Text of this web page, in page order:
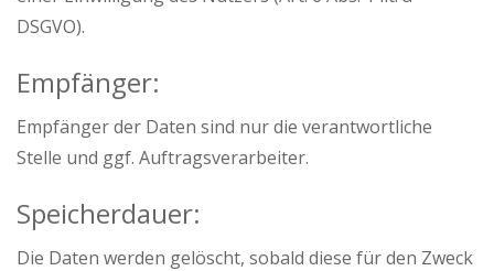
DSGVO).
Empfänger:
Empfänger der Daten sind nur die verantwortliche
Stelle und ggf. Auftragsverarbeiter.
Speicherdauer:
Die Daten werden gelöscht, sobald diese für den Zweck